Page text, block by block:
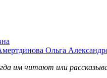
Ольга
им читают или